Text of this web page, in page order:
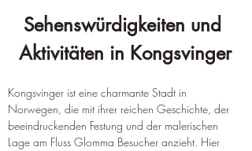
Sehenswürdigkeiten und
Aktivitäten in Kongsvinger
Kongsvinger ist eine charmante Stadt in
Norwegen, die mit ihrer reichen Geschichte, der
beeindruckenden Festung und der malerischen
Lage am Fluss Glomma Besucher anzieht. Hier